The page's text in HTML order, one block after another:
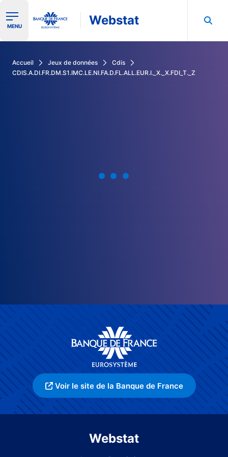
Ouvrir le menu de navigation
MENU Webstat
Accueil Jeux de données
Cdis
CDIS.A.DI.FR.DM.S1.IMC.LE.NI.FA.D.FL.ALL.EUR.I._X._X.FDI_T._Z
Voir le site de la Banque de France
Webstat